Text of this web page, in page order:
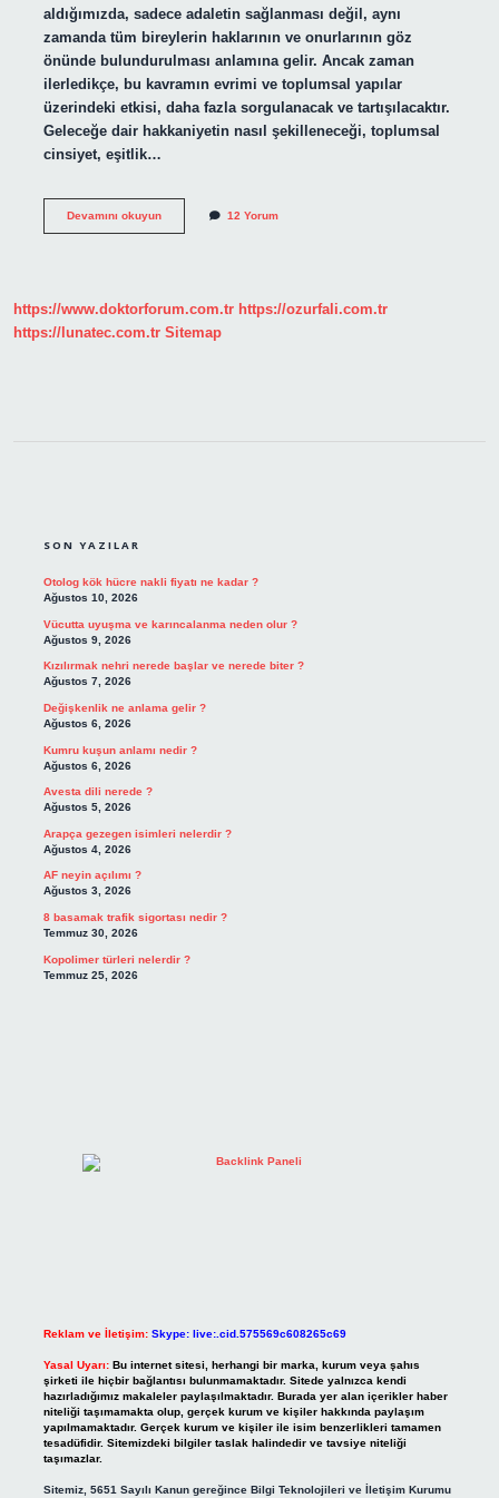
aldığımızda, sadece adaletin sağlanması değil, aynı
zamanda tüm bireylerin haklarının ve onurlarının göz
önünde bulundurulması anlamına gelir. Ancak zaman
ilerledikçe, bu kavramın evrimi ve toplumsal yapılar
üzerindeki etkisi, daha fazla sorgulanacak ve tartışılacaktır.
Geleceğe dair hakkaniyetin nasıl şekilleneceği, toplumsal
cinsiyet, eşitlik…
Devamını okuyunHakkaniyet 12 Yorum
https://www.doktorforum.com.tr https://ozurfali.com.tr
https://lunatec.com.tr Sitemap
SON YAZILAR
Otolog kök hücre nakli fiyatı ne kadar ?
Ağustos 10, 2026
Vücutta uyuşma ve karıncalanma neden olur ?
Ağustos 9, 2026
Kızılırmak nehri nerede başlar ve nerede biter ?
Ağustos 7, 2026
Değişkenlik ne anlama gelir ?
Ağustos 6, 2026
Kumru kuşun anlamı nedir ?
Ağustos 6, 2026
Avesta dili nerede ?
Ağustos 5, 2026
Arapça gezegen isimleri nelerdir ?
Ağustos 4, 2026
AF neyin açılımı ?
Ağustos 3, 2026
8 basamak trafik sigortası nedir ?
Temmuz 30, 2026
Kopolimer türleri nelerdir ?
Temmuz 25, 2026
Reklam ve İletişim: Skype: live:.cid.575569c608265c69
Yasal Uyarı: Bu internet sitesi, herhangi bir marka, kurum veya şahıs
şirketi ile hiçbir bağlantısı bulunmamaktadır. Sitede yalnızca kendi
hazırladığımız makaleler paylaşılmaktadır. Burada yer alan içerikler haber
niteliği taşımamakta olup, gerçek kurum ve kişiler hakkında paylaşım
yapılmamaktadır. Gerçek kurum ve kişiler ile isim benzerlikleri tamamen
tesadüfidir. Sitemizdeki bilgiler taslak halindedir ve tavsiye niteliği
taşımazlar.
Sitemiz, 5651 Sayılı Kanun gereğince Bilgi Teknolojileri ve İletişim Kurumu